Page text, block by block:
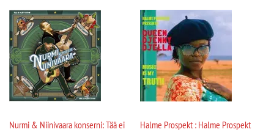
Nurmi & Niinivaara konserni: Tää ei
Halme Prospekt : Halme Prospekt